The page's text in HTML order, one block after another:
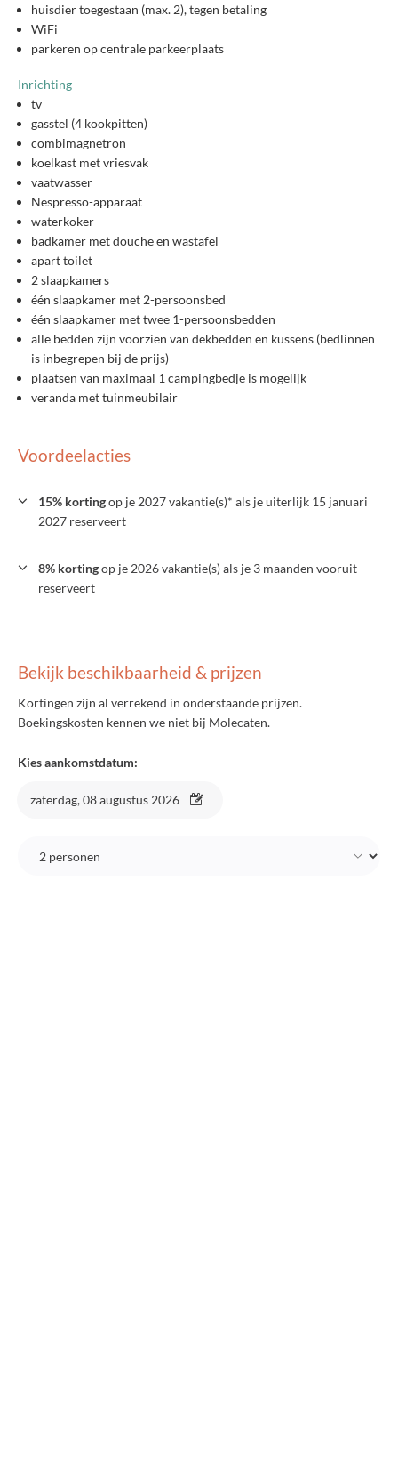
huisdier toegestaan (max. 2), tegen betaling
WiFi
parkeren op centrale parkeerplaats
Inrichting
tv
gasstel (4 kookpitten)
combimagnetron
koelkast met vriesvak
vaatwasser
Nespresso-apparaat
waterkoker
badkamer met douche en wastafel
apart toilet
2 slaapkamers
één slaapkamer met 2-persoonsbed
één slaapkamer met twee 1-persoonsbedden
alle bedden zijn voorzien van dekbedden en kussens (bedlinnen
is inbegrepen bij de prijs)
plaatsen van maximaal 1 campingbedje is mogelijk
veranda met tuinmeubilair
Voordeelacties
15% kortingop je 2027 vakantie(s)* als je uiterlijk 15 januari
2027 reserveert
8% kortingop je 2026 vakantie(s) als je 3 maanden vooruit
reserveert
Bekijk beschikbaarheid & prijzen
Kortingen zijn al verrekend in onderstaande prijzen.
Boekingskosten kennen we niet bij Molecaten.
Kies aankomstdatum:
zaterdag, 08 augustus 2026